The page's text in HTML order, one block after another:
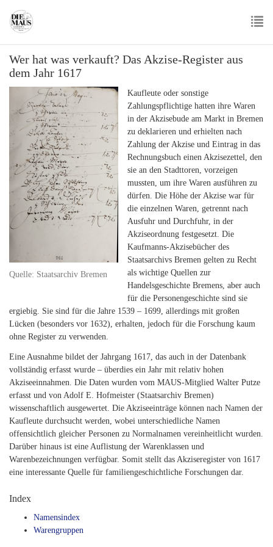
main
Wer hat was verkauft? Das Akzise-Register aus
dem Jahr 1617
Quelle: Staatsarchiv Bremen
Kaufleute oder sonstige
Zahlungspflichtige hatten ihre Waren
in der Akzisebude am Markt in Bremen
zu deklarieren und erhielten nach
Zahlung der Akzise und Eintrag in das
Rechnungsbuch einen Akzisezettel, den
sie an den Stadttoren, vorzeigen
mussten, um ihre Waren ausführen zu
dürfen. Die Höhe der Akzise war für
die einzelnen Waren, getrennt nach
Ausfuhr und Durchfuhr, in der
Akziseordnung festgesetzt. Die
Kaufmanns-Akzisebücher des
Staatsarchivs Bremen gelten zu Recht
als wichtige Quellen zur
Handelsgeschichte Bremens, aber auch
für die Personengeschichte sind sie
ergiebig. Sie sind für die Jahre 1539 – 1699, allerdings mit großen
Lücken (besonders vor 1632), erhalten, jedoch für die Forschung kaum
ohne Register zu verwenden.
Eine Ausnahme bildet der Jahrgang 1617, das auch in der Datenbank
vollständig erfasst wurde – überdies ein Jahr mit relativ hohen
Akziseeinnahmen. Die Daten wurden vom MAUS-Mitglied Walter Putze
erfasst und von Adolf E. Hofmeister (Staatsarchiv Bremen)
wissenschaftlich ausgewertet. Die Akziseeinträge können nach Namen der
Kaufleute durchsucht werden, wobei unterschiedliche Namen
offensichtlich gleicher Personen zu Normalnamen vereinheitlicht wurden.
Darüber hinaus ist eine Auflistung der Warenklassen und
Warenbezeichnungen verfügbar. Somit stellt das Akziseregister von 1617
eine interessante Quelle für familiengeschichtliche Forschungen dar.
Index
Namensindex
Warengruppen